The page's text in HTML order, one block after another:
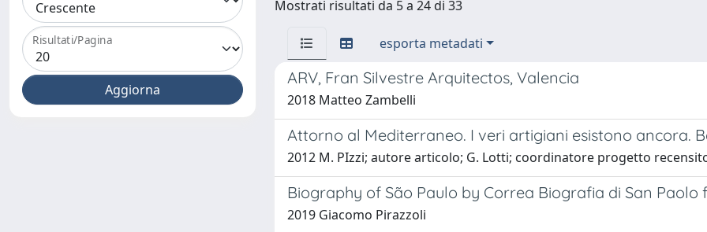
Risultati/Pagina
Mostrati risultati da 5 a 24 di 33
esporta metadati
ARV, Fran Silvestre Arquitectos, Valencia
2018 Matteo Zambelli
Attorno al Mediterraneo. I veri artigiani esistono ancora.
2012 M. PIzzi; autore articolo; G. Lotti; coordinatore progetto
Biography of São Paulo by Correa Biografia di San
2019 Giacomo Pirazzoli